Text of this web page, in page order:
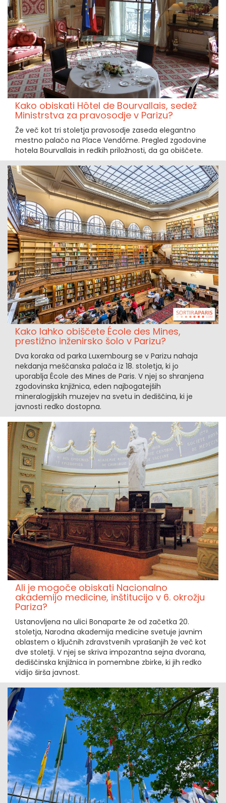
Kako obiskati Hôtel de Bourvallais, sedež
Ministrstva za pravosodje v Parizu?
Že več kot tri stoletja pravosodje zaseda elegantno
mestno palačo na Place Vendôme. Pregled zgodovine
hotela Bourvallais in redkih priložnosti, da ga obiščete.
Kako lahko obiščete École des Mines,
prestižno inženirsko šolo v Parizu?
Dva koraka od parka Luxembourg se v Parizu nahaja
nekdanja meščanska palača iz 18. stoletja, ki jo
uporablja École des Mines de Paris. V njej so shranjena
zgodovinska knjižnica, eden najbogatejših
mineralogijskih muzejev na svetu in dediščina, ki je
javnosti redko dostopna.
Ali je mogoče obiskati Nacionalno
akademijo medicine, inštitucijo v 6. okrožju
Pariza?
Ustanovljena na ulici Bonaparte že od začetka 20.
stoletja, Narodna akademija medicine svetuje javnim
oblastem o ključnih zdravstvenih vprašanjih že več kot
dve stoletji. V njej se skriva impozantna sejna dvorana,
dediščinska knjižnica in pomembne zbirke, ki jih redko
vidijo širša javnost.